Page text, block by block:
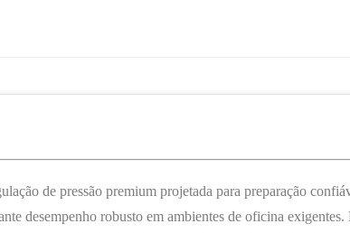
de pressão premium projetada para preparação
desempenho robusto em ambientes de oficina